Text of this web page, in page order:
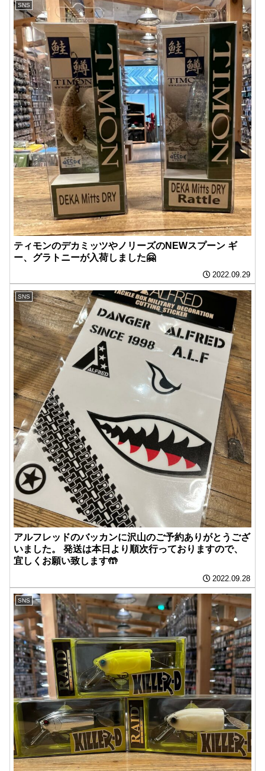
SNS
ティモンのデカミッツやノリーズのNEWスプーン ギ
ー、グラトニーが入荷しました🤗
2022.09.29
SNS
アルフレッドのバッカンに沢山のご予約ありがとうござ
いました‍。 発送は本日より順次行っておりますので、
宜しくお願い致します🤲
2022.09.28
SNS